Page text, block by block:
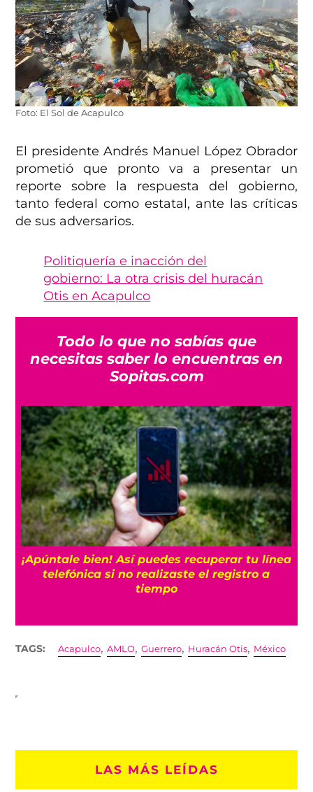
Foto: El Sol de Acapulco
El presidente Andrés Manuel López Obrador
prometió que pronto va a presentar un
reporte sobre la respuesta del gobierno,
tanto federal como estatal, ante las críticas
de sus adversarios.
Politiquería e inacción del
gobierno: La otra crisis del huracán
Otis en Acapulco
Todo lo que no sabías que
necesitas saber lo encuentras en
Sopitas.com
3 veces que Sheinbaum prometió no usar
fracking
TAGS: Acapulco,AMLO,Guerrero, Huracán Otis, México
LAS MÁS LEÍDAS